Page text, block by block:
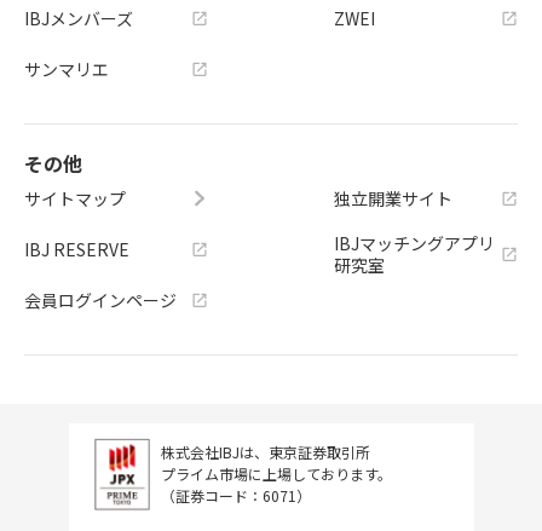
IBJメンバーズ
サンマリエ
ZWEI
その他
サイトマップ
IBJ RESERVE
会員ログインページ
独立開業サイト
IBJマッチングアプリ
研究室
株式会社IBJは、東京証券取引所
プライム市場に上場しております。
（証券コード：6071）